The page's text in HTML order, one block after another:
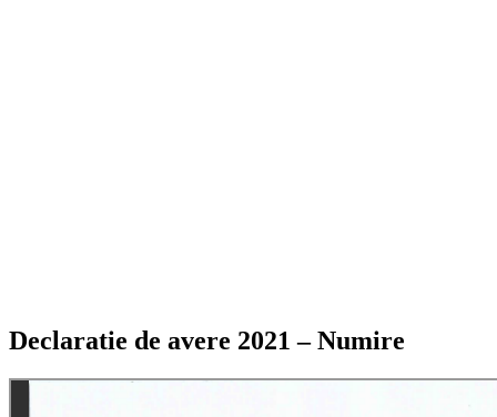
Declaratie de avere 2021 – Numire